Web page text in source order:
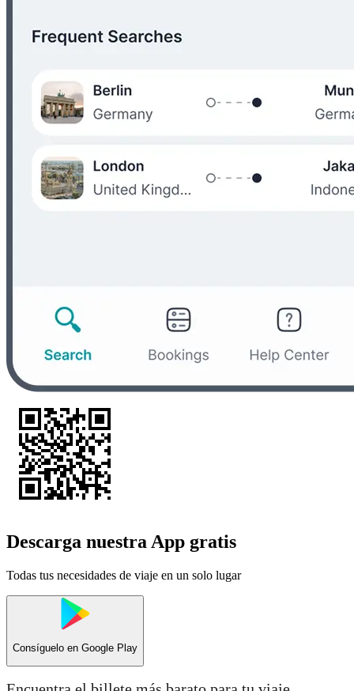
Descarga nuestra App gratis
Todas tus necesidades de viaje en un solo lugar
Consíguelo en Google Play